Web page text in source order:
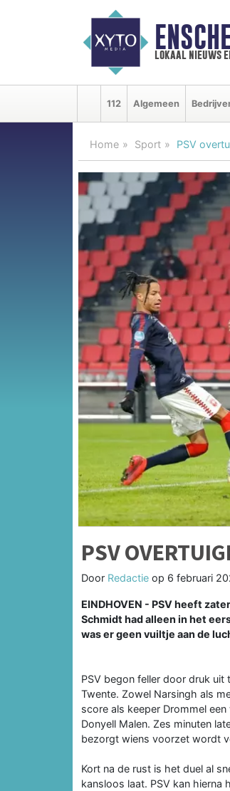
lokaal nieuws
112 Algemeen
Home Sport PSV
PSV
Door Redactie op 6 februari
EINDHOVEN - PSV heeft
Schmidt had alleen in het
was er geen vuiltje aan de
PSV begon feller door druk uit
Twente. Zowel Narsingh als
score als keeper Drommel
Donyell Malen. Zes minuten
bezorgt wiens voorzet wordt
Kort na de rust is het duel al
kansloos laat. PSV kan hierna